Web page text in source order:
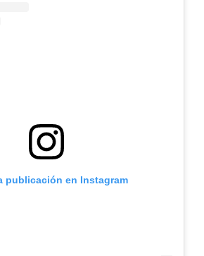
publicación en Instagram